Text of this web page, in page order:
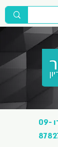
09-